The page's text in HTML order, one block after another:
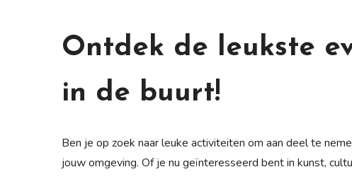
Ontdek de leukste
in de buurt!
Ben je op zoek naar leuke activiteiten om aan deel te
jouw omgeving. Of je nu geïnteresseerd bent in kunst,